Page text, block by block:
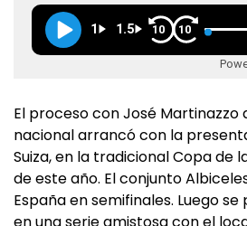
1 1.5 10 10
El proceso con José
nacional arrancó con la
Suiza, en la tradicional Copa de
de este año. El conjunto
España en semifinales. Luego